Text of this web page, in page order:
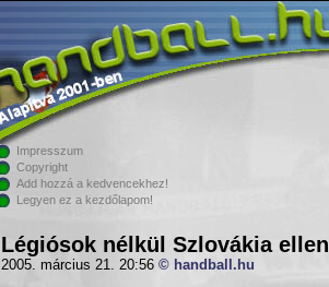
Impresszum
Copyright
Add hozzá a kedvencekhez!
Legyen ez a kezdőlapom!
Légiósok nélkül Szlovákia ellen
2005. március 21. 20:56 © handball.hu